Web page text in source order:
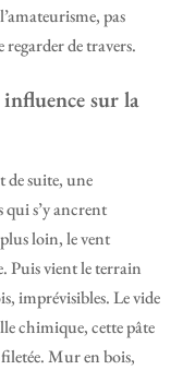
pas
de travers.
sur la
de suite, une
qui s’y ancrent
loin, le vent
Puis vient le terrain
imprévisibles. Le vide
chimique, cette pâte
Mur en bois,